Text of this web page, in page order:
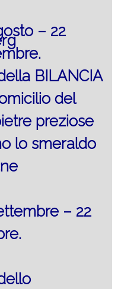
– 22
BILANCIA
del
preziose
lo smeraldo
– 22